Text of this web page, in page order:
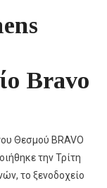
Bravo
Θεσμού BRAVO
την Τρίτη
το ξενοδοχείο